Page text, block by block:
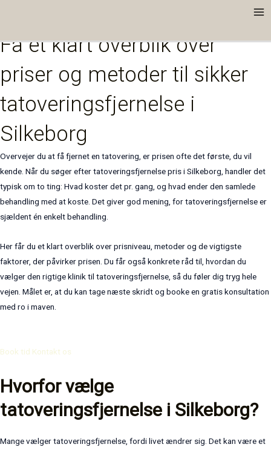
Få et klart overblik over
priser og metoder til sikker
tatoveringsfjernelse i
Silkeborg
Overvejer du at få fjernet en tatovering, er prisen ofte det første, du vil
kende. Når du søger efter tatoveringsfjernelse pris i Silkeborg, handler det
typisk om to ting: Hvad koster det pr. gang, og hvad ender den samlede
behandling med at koste. Det giver god mening, for tatoveringsfjernelse er
sjældent én enkelt behandling.
Her får du et klart overblik over prisniveau, metoder og de vigtigste
faktorer, der påvirker prisen. Du får også konkrete råd til, hvordan du
vælger den rigtige klinik til tatoveringsfjernelse, så du føler dig tryg hele
vejen. Målet er, at du kan tage næste skridt og booke en gratis konsultation
med ro i maven.
Book tid Kontakt os
Hvorfor vælge
tatoveringsfjernelse i Silkeborg?
Mange vælger tatoveringsfjernelse, fordi livet ændrer sig. Det kan være et